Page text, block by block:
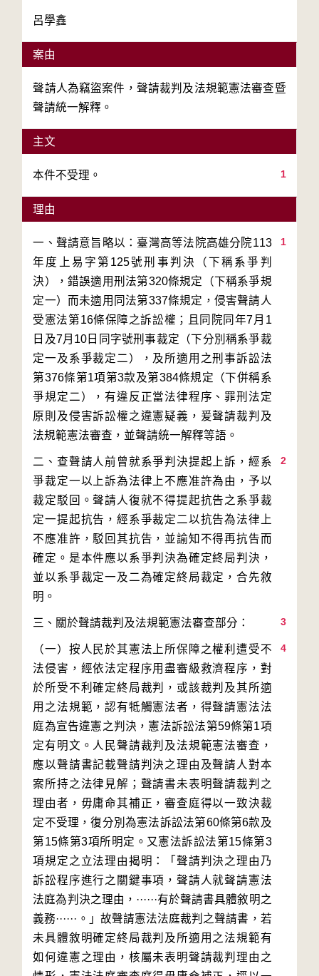
呂學鑫
案由
聲請人為竊盜案件，聲請裁判及法規範憲法審查暨
聲請統一解釋。
主文
1
本件不受理。
理由
1
一、聲請意旨略以：臺灣高等法院高雄分院113
年度上易字第125號刑事判決（下稱系爭判
決），錯誤適用刑法第320條規定（下稱系爭規
定一）而未適用同法第337條規定，侵害聲請人
受憲法第16條保障之訴訟權；且同院同年7月1
日及7月10日同字號刑事裁定（下分別稱系爭裁
定一及系爭裁定二），及所適用之刑事訴訟法
第376條第1項第3款及第384條規定（下併稱系
爭規定二），有違反正當法律程序、罪刑法定
原則及侵害訴訟權之違憲疑義，爰聲請裁判及
2
二、查聲請人前曾就系爭判決提起上訴，經系
爭裁定一以上訴為法律上不應准許為由，予以
裁定駁回。聲請人復就不得提起抗告之系爭裁
定一提起抗告，經系爭裁定二以抗告為法律上
不應准許，駁回其抗告，並諭知不得再抗告而
確定。是本件應以系爭判決為確定終局判決，
並以系爭裁定一及二為確定終局裁定，合先敘
3
4
（一）按人民於其憲法上所保障之權利遭受不
法侵害，經依法定程序用盡審級救濟程序，對
於所受不利確定終局裁判，或該裁判及其所適
用之法規範，認有牴觸憲法者，得聲請憲法法
庭為宣告違憲之判決，憲法訴訟法第59條第1項
定有明文。人民聲請裁判及法規範憲法審查，
應以聲請書記載聲請判決之理由及聲請人對本
案所持之法律見解；聲請書未表明聲請裁判之
理由者，毋庸命其補正，審查庭得以一致決裁
定不受理，復分別為憲法訴訟法第60條第6款及
第15條第3項所明定。又憲法訴訟法第15條第3
項規定之立法理由揭明：「聲請判決之理由乃
訴訟程序進行之關鍵事項，聲請人就聲請憲法
法庭為判決之理由，······有於聲請書具體敘明之
義務······。」故聲請憲法法庭裁判之聲請書，若
未具體敘明確定終局裁判及所適用之法規範有
如何違憲之理由，核屬未表明聲請裁判理由之